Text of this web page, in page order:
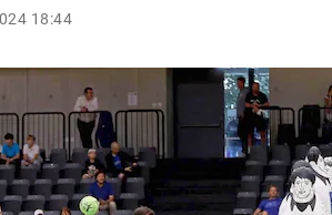
GmbH & Co KG 2026
18:44